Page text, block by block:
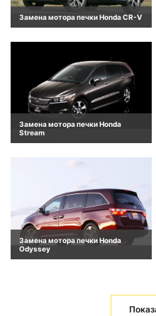
Замена мотора печки Honda CR-V
Замена мотора печки Honda
Stream
Замена мотора печки Honda
Odyssey